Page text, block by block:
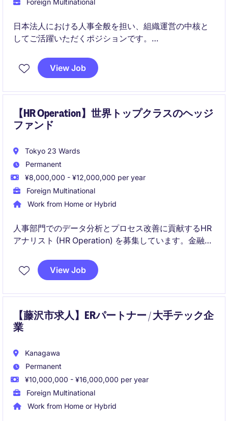
Foreign Multinational
日本法人における人事全般を担い、組織運営の中核と
してご活躍いただくポジションです。
広く関与します。
View Job
【HR Operation】世界トップクラスのヘッジ
ファンド
Tokyo 23 Wards
Permanent
¥8,000,000 - ¥12,000,000 per year
Foreign Multinational
Work from Home or Hybrid
人事部門でのデータ分析とプロセス改善に貢献するHR
アナリスト (HR Operation) を募集しています。金融サ
と提案力を活かして働きたい方に最適なポジションで
す。
View Job
【藤沢市求人】ERパートナー / 大手テック企
業
Kanagawa
Permanent
¥10,000,000 - ¥16,000,000 per year
Foreign Multinational
Work from Home or Hybrid